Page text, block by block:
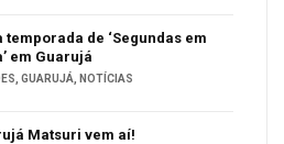
temporada de ‘Segundas em
em Guarujá
GUARUJÁ NOTÍCIAS
Matsuri vem aí!